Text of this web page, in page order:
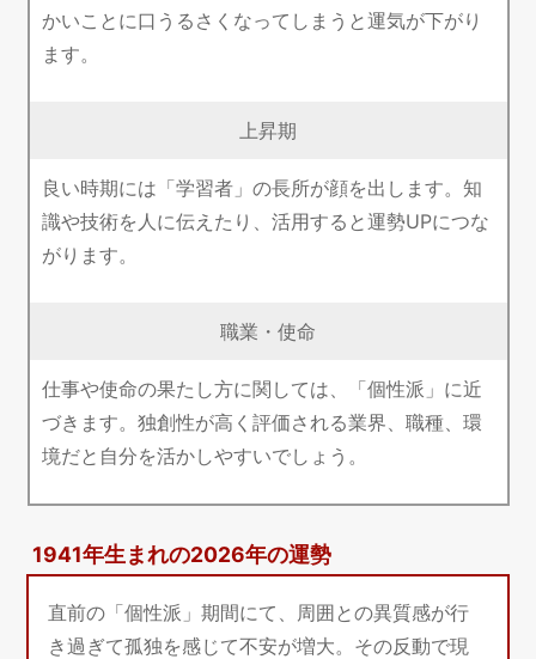
かいことに口うるさくなってしまうと運気が下がり
ます。
上昇期
良い時期には「学習者」の長所が顔を出します。知
識や技術を人に伝えたり、活用すると運勢UPにつな
がります。
職業・使命
仕事や使命の果たし方に関しては、「個性派」に近
づきます。独創性が高く評価される業界、職種、環
境だと自分を活かしやすいでしょう。
1941年生まれの2026年の運勢
直前の「個性派」期間にて、周囲との異質感が行
き過ぎて孤独を感じて不安が増大。その反動で現